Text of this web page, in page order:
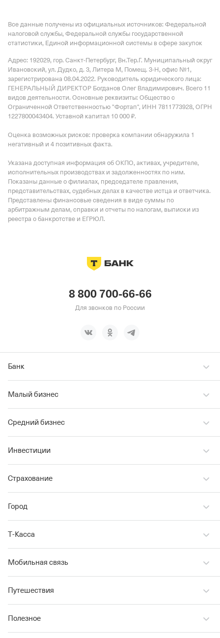
Все данные получены из официальных источников: Федеральной
налоговой службы, Федеральной службы государственной
статистики, Единой информационной системы в сфере закупок
Адрес: 192029, гор. Санкт-Петербург, Вн.Тер.Г. Муниципальный округ
Ивановский, ул. Дудко, д. 3, Литера М, Помещ. 3-Н, офис №1,
зарегистрирована 08.04.2022. Руководитель юридического лица:
ГЕНЕРАЛЬНЫЙ ДИРЕКТОР Богданов Олег Владимирович. Всего 11
видов деятельности. Основные реквизиты: Общество с
Ограниченной Ответственностью "Фортап", ИНН 7811773928, ОГРН
1227800043404. Уставной капитал 10 000 ₽.
Оценка возможных рисков: проверка компании обнаружила 1
негативный и 4 позитивных факта.
Указана доступная информация об ОКПО, активах, учредителе,
исполнительных производствах и задолженностях по ним.
Показаны данные о филиалах, председателе правления,
представительствах, судебных делах в качестве истца и ответчика.
Представлены финансовые сведения в виде суммы по
арбитражным делам, справки и отчеты по налогам, выписки из
реестра о банкротстве и ЕГРЮЛ.
8 800 700-66-66
Для звонков по России
Банк
Малый бизнес
Средний бизнес
Инвестиции
Страхование
Город
Т‑Касса
Мобильная связь
Путешествия
Полезное